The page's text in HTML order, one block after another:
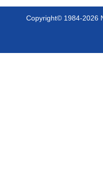
Copyright© 1984-2026